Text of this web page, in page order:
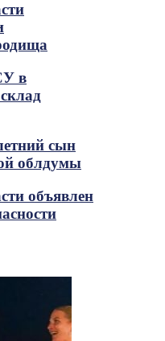
в
сын
облдумы
объявлен